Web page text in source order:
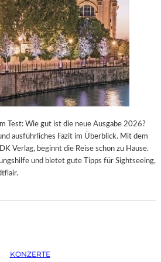
K
T
I
O
N
M
I
T
H
M
B
U
R
O
S
O
P
E
R
I
N
M
Ü
C
H
E
N
P
Test: Wie gut ist die neue Ausgabe 2026?
ausführliches Fazit im Überblick. Mit dem
Verlag, beginnt die Reise schon zu Hause.
und bietet gute Tipps für Sightseeing,
KONZERTE